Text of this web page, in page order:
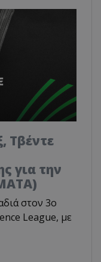
Τβέντε
για την
στον 3ο
League, με